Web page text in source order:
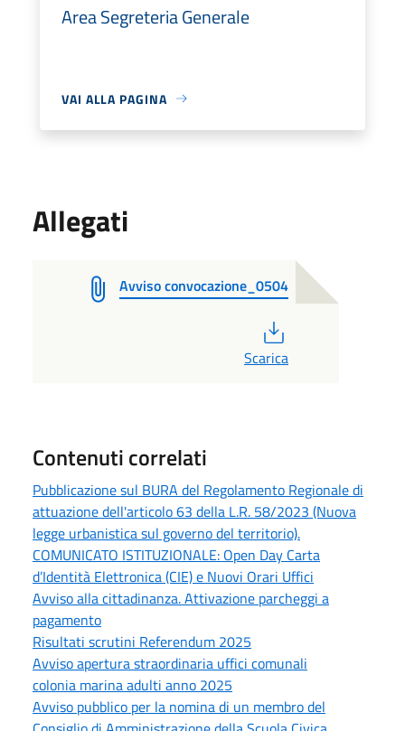
Area Segreteria Generale
VAI ALLA PAGINA
Allegati
Avviso convocazione_0504
Scarica
Contenuti correlati
Pubblicazione sul BURA del Regolamento Regionale di
attuazione dell'articolo 63 della L.R. 58/2023 (Nuova
legge urbanistica sul governo del territorio).
COMUNICATO ISTITUZIONALE: Open Day Carta
d’Identità Elettronica (CIE) e Nuovi Orari Uffici
Avviso alla cittadinanza. Attivazione parcheggi a
pagamento
Risultati scrutini Referendum 2025
Avviso apertura straordinaria uffici comunali
colonia marina adulti anno 2025
Avviso pubblico per la nomina di un membro del